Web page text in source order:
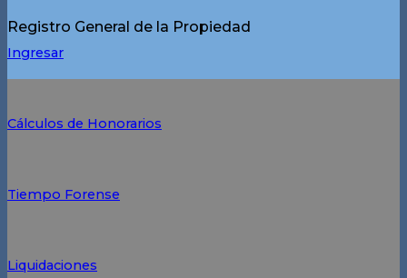
Registro General de la Propiedad
Ingresar
Cálculos de Honorarios
Tiempo Forense
Liquidaciones